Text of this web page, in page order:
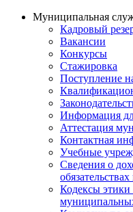
Муниципальная
Кадровый
Вакансии
Конкурсы
Стажировка
Поступление
Информация
Аттестация
Контактная
Учебные
Сведения о
Кодексы этики